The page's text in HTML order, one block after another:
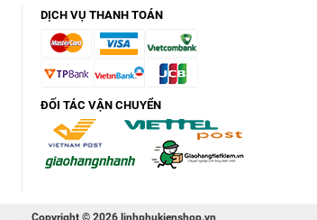
DỊCH VỤ THANH TOÁN
ĐỐI TÁC VẬN CHUYỂN
Copyright © 2026 linhphukienshop.vn